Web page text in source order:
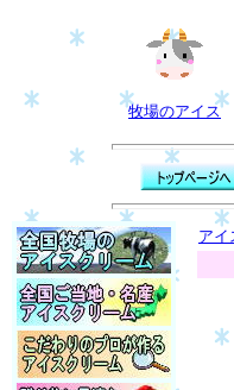
牧場のアイス
アイ